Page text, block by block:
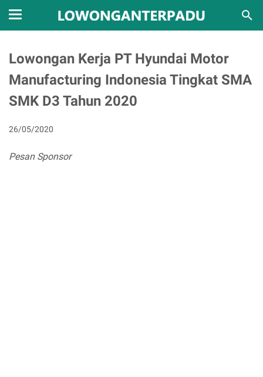
Lowongan Kerja PT Hyundai Motor
Manufacturing Indonesia Tingkat SMA
SMK D3 Tahun 2020
26/05/2020
Pesan Sponsor